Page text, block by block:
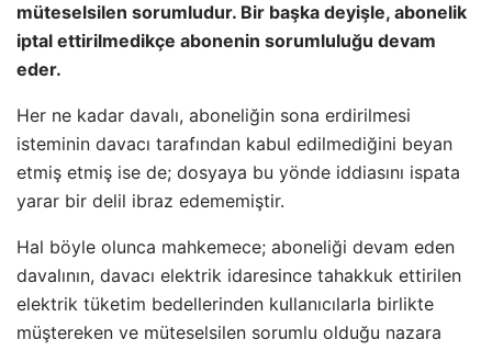
müteselsilen sorumludur. Bir başka deyişle, abonelik
iptal ettirilmedikçe abonenin sorumluluğu devam
eder.
Her ne kadar davalı, aboneliğin sona erdirilmesi
isteminin davacı tarafından kabul edilmediğini beyan
etmiş etmiş ise de; dosyaya bu yönde iddiasını ispata
yarar bir delil ibraz edememiştir.
Hal böyle olunca mahkemece; aboneliği devam eden
davalının, davacı elektrik idaresince tahakkuk ettirilen
elektrik tüketim bedellerinden kullanıcılarla birlikte
müştereken ve müteselsilen sorumlu olduğu nazara